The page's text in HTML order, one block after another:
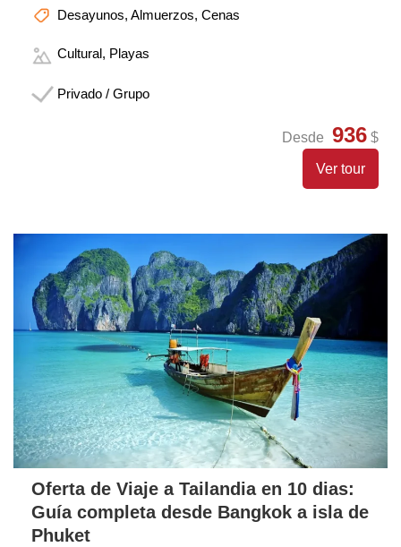
Desayunos, Almuerzos, Cenas
Cultural, Playas
Privado / Grupo
Desde 936 $
Ver tour
Oferta de Viaje a Tailandia en 10 dias:
Guía completa desde Bangkok a isla de
Phuket